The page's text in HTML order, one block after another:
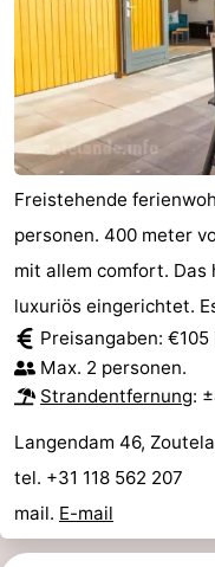
Freistehende
personen. 400 meter
mit allem comfort.
luxuriös eingerichtet.
Preisangaben: €105
Max. 2 personen.
Strandentfernung:
Langendam 46,
tel. +31 118 562 207
mail. E-mail